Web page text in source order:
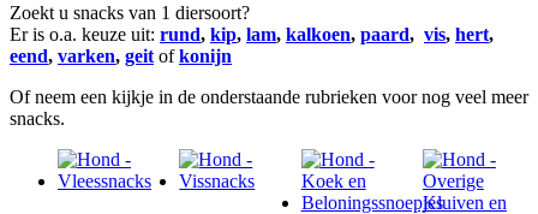
Zoekt u snacks van 1 diersoort?
Er is o.a. keuze uit: rund, kip, lam, kalkoen, paard, vis, hert,
eend, varken, geit ofkonijn
Of neem een kijkje in de onderstaande rubrieken voor nog veel meer
snacks.